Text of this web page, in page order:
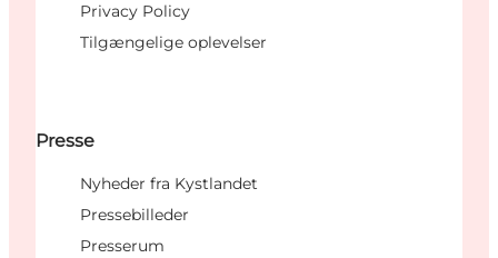
Privacy Policy
Tilgængelige oplevelser
Presse
Nyheder fra Kystlandet
Pressebilleder
Presserum